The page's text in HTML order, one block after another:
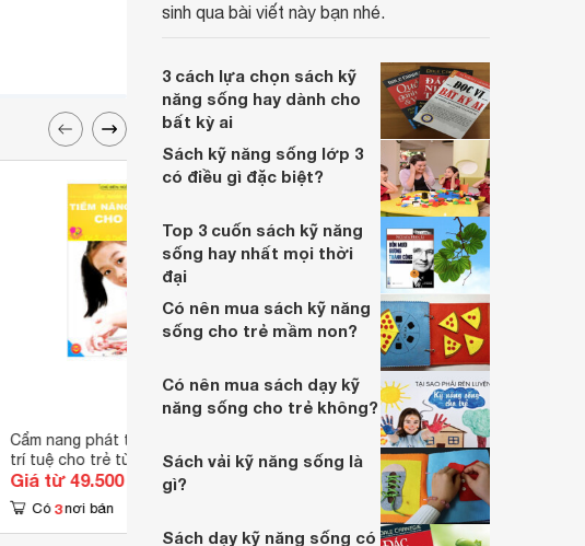
Cẩm nang phát triển tiềm năng
trí tuệ cho trẻ từ 3-6 tuổi
Giá từ 49.500 đ
Có 3 nơi bán
Tâm hồn lướt sóng
Giá từ 49.300 đ
sinh qua bài viết này bạn nhé.
3 cách lựa chọn sách kỹ
năng sống hay dành cho
bất kỳ ai
Sách kỹ năng sống lớp 3
có điều gì đặc biệt?
Top 3 cuốn sách kỹ năng
sống hay nhất mọi thời
đại
Có nên mua sách kỹ năng
sống cho trẻ mầm non?
Có nên mua sách dạy kỹ
năng sống cho trẻ không?
Sách vải kỹ năng sống là
gì?
Sách dạy kỹ năng sống có